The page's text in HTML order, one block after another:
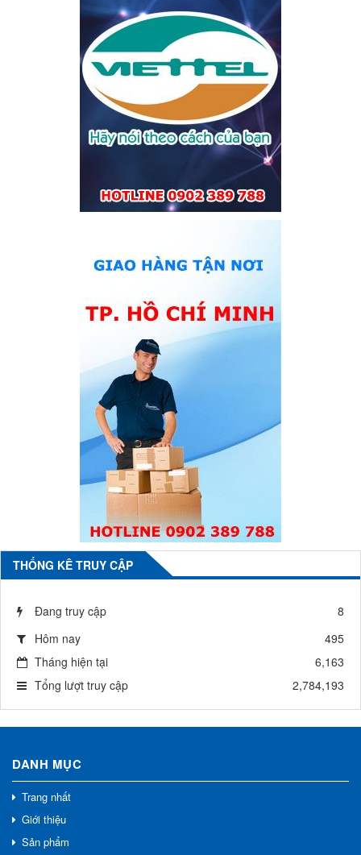
THỐNG KÊ TRUY CẬP
Đang truy cập
8
Hôm nay
495
Tháng hiện tại
6,163
Tổng lượt truy cập
2,784,193
DANH MỤC
Trang nhất
Giới thiệu
Sản phẩm